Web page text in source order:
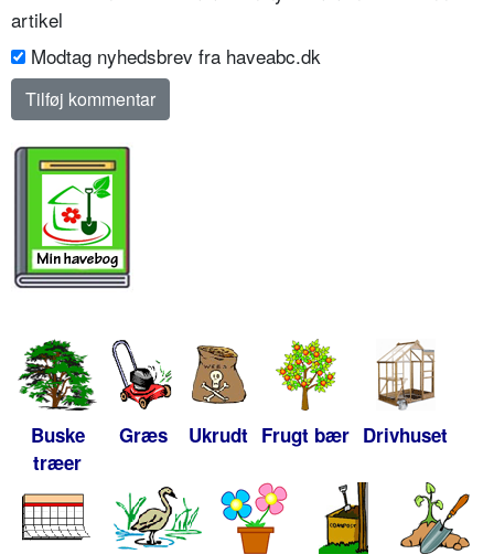
artikel
Modtag nyhedsbrev fra haveabc.dk
Buske
træer
Græs Ukrudt Frugt bær Drivhuset